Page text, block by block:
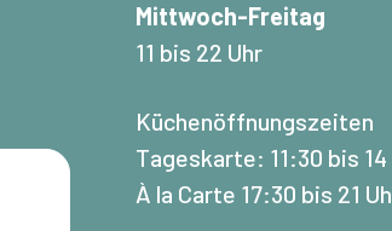
Mittwoch-Freitag
11 bis 22 Uhr
Küchenöffnungszeiten
Tageskarte: 11:30 bis 14
À la Carte 17:30 bis 21